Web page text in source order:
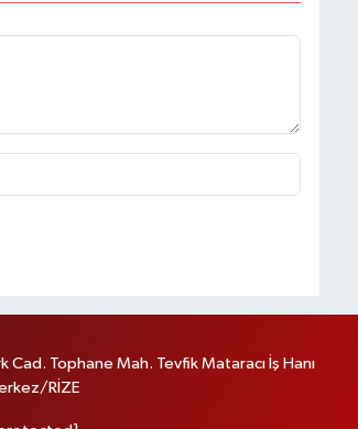
Cad. Tophane Mah. Tevfik Mataracı İş Hanı
RİZE